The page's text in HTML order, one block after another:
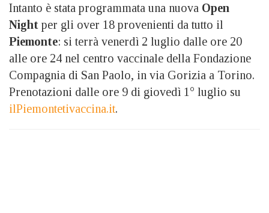
Intanto è stata programmata una nuova Open
Night per gli over 18 provenienti da tutto il
Piemonte: si terrà venerdì 2 luglio dalle ore 20
alle ore 24 nel centro vaccinale della Fondazione
Compagnia di San Paolo, in via Gorizia a Torino.
Prenotazioni dalle ore 9 di giovedì 1° luglio su
ilPiemontetivaccina.it.